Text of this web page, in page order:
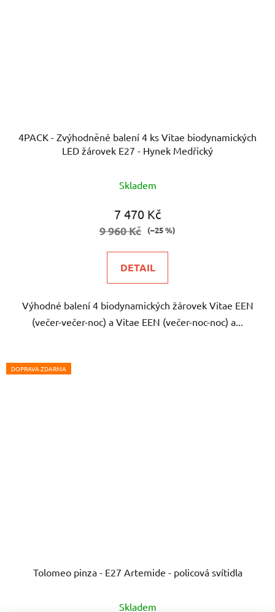
4PACK - Zvýhodněné balení 4 ks Vitae biodynamických
LED žárovek E27 - Hynek Medřický
Skladem
7 470 Kč
9 960 Kč (–25 %)
DETAIL
Výhodné balení 4 biodynamických žárovek Vitae EEN
(večer-večer-noc) a Vitae EEN (večer-noc-noc) a...
DOPRAVA ZDARMA
Tolomeo pinza - E27 Artemide - policová svítidla
Skladem